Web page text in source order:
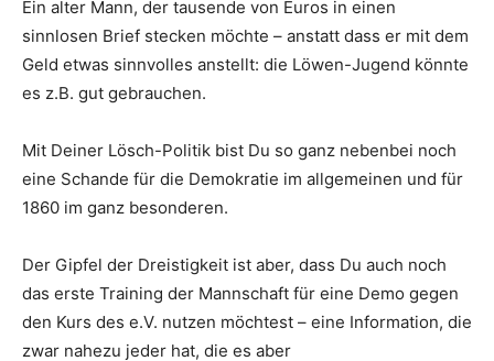
Ein alter Mann, der tausende von Euros in einen
sinnlosen Brief stecken möchte – anstatt dass er mit dem
Geld etwas sinnvolles anstellt: die Löwen-Jugend könnte
es z.B. gut gebrauchen.
Mit Deiner Lösch-Politik bist Du so ganz nebenbei noch
eine Schande für die Demokratie im allgemeinen und für
1860 im ganz besonderen.
Der Gipfel der Dreistigkeit ist aber, dass Du auch noch
das erste Training der Mannschaft für eine Demo gegen
den Kurs des e.V. nutzen möchtest – eine Information, die
zwar nahezu jeder hat, die es aber